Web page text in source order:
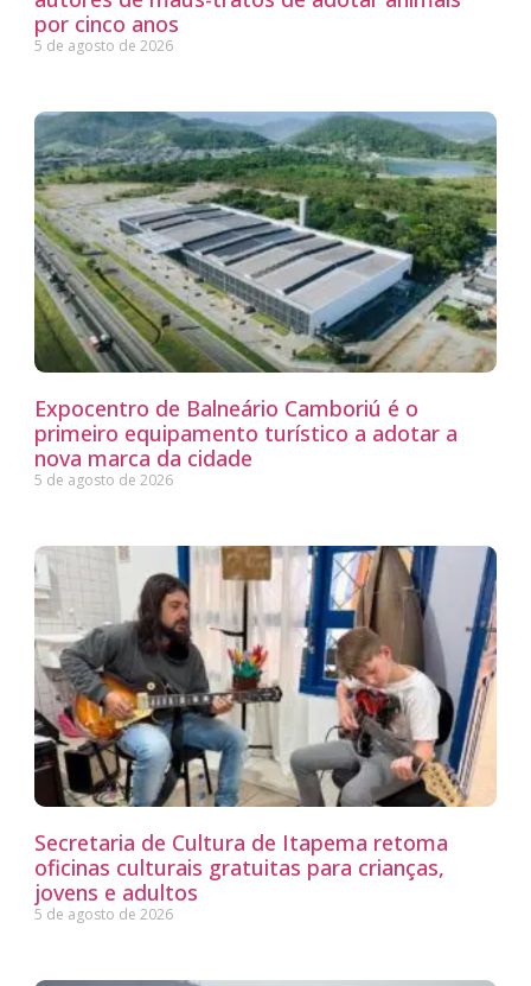
por cinco anos
5 de agosto de 2026
Expocentro de Balneário Camboriú é o
primeiro equipamento turístico a adotar a
nova marca da cidade
5 de agosto de 2026
Secretaria de Cultura de Itapema retoma
oficinas culturais gratuitas para crianças,
jovens e adultos
5 de agosto de 2026